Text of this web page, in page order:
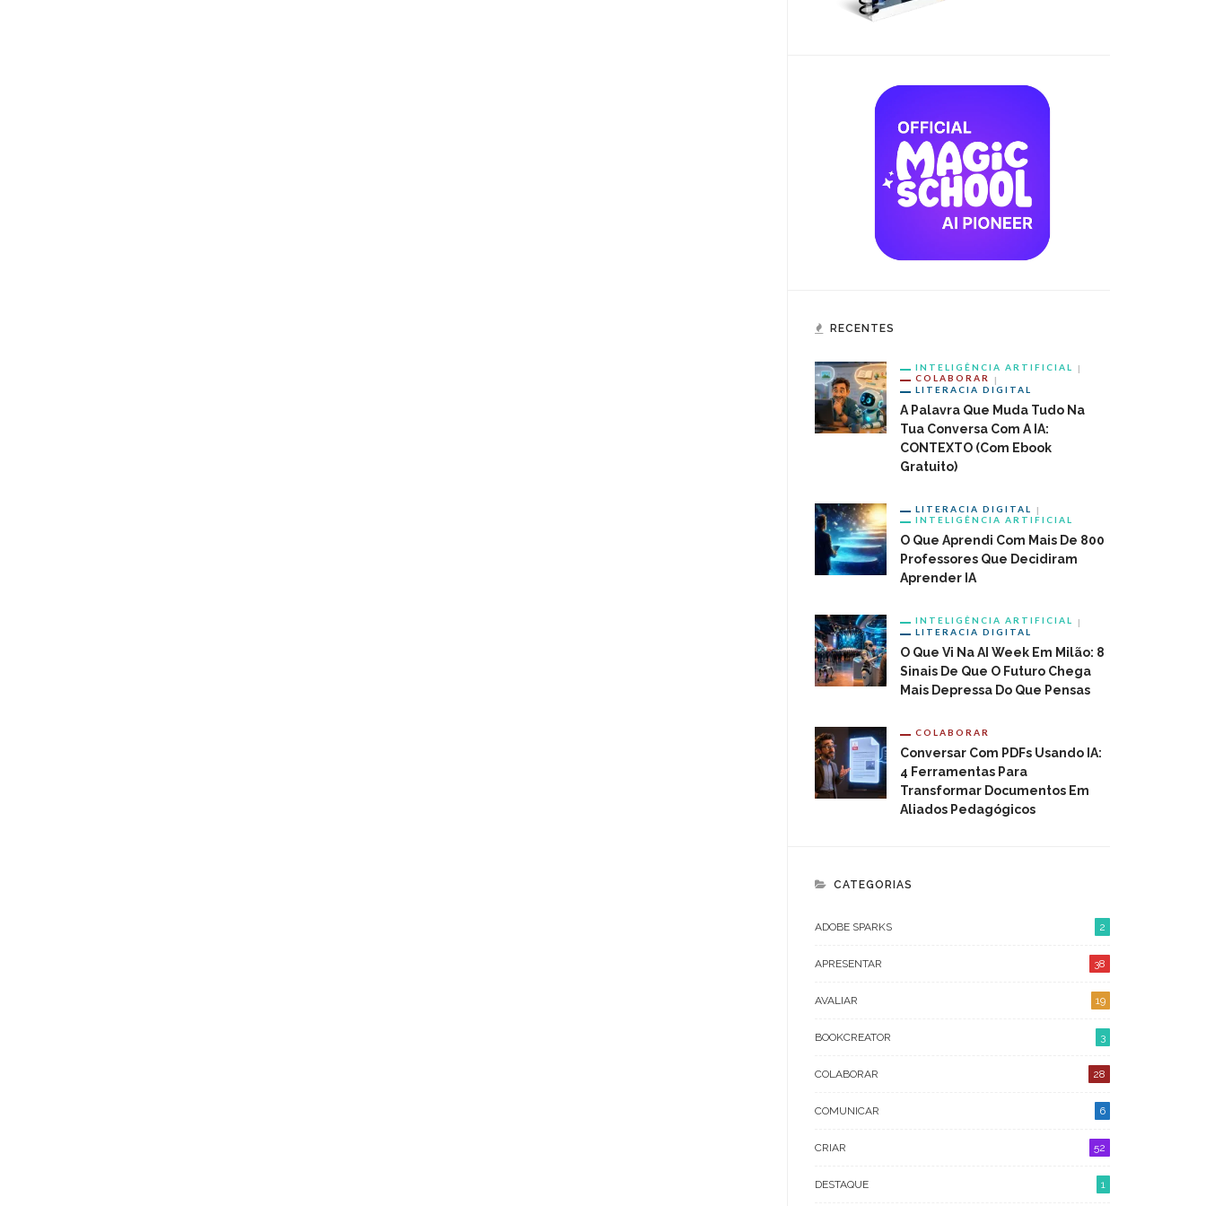
RECENTES
INTELIGÊNCIA ARTIFICIAL
COLABORAR
LITERACIA DIGITAL
A Palavra Que Muda Tudo Na
Tua Conversa Com A IA:
CONTEXTO (com Ebook
Gratuito)
LITERACIA DIGITAL
INTELIGÊNCIA ARTIFICIAL
O Que Aprendi Com Mais De 800
Professores Que Decidiram
Aprender IA
INTELIGÊNCIA ARTIFICIAL
LITERACIA DIGITAL
O Que Vi Na AI Week Em Milão: 8
Sinais De Que O Futuro Chega
Mais Depressa Do Que Pensas
COLABORAR
Conversar Com PDFs Usando IA:
4 Ferramentas Para
Transformar Documentos Em
Aliados Pedagógicos
CATEGORIAS
ADOBE SPARKS 2
APRESENTAR 38
AVALIAR 19
BOOKCREATOR 3
COLABORAR 28
COMUNICAR 6
CRIAR 52
DESTAQUE 1